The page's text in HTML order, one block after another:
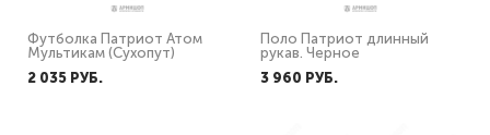
Футболка Патриот Атом
Мультикам (Сухопут)
2 035 PУБ.
Поло Патриот длинный
рукав. Черное
3 960 PУБ.